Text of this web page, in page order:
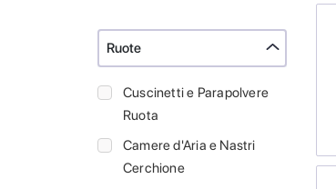
Ruote
Cuscinetti e Parapolvere
Ruota
Camere d'Aria e Nastri
Cerchione